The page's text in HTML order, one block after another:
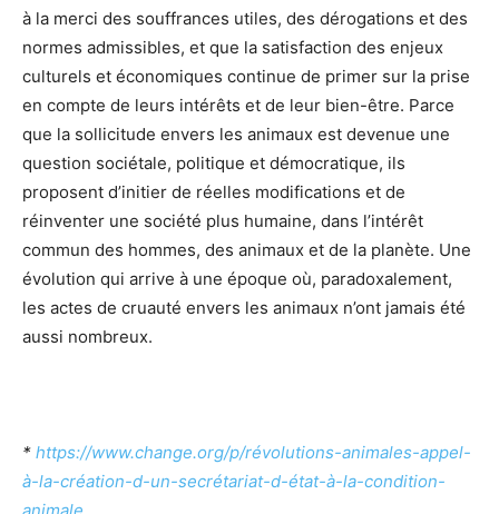
à la merci des souffrances utiles, des dérogations et des
normes admissibles, et que la satisfaction des enjeux
culturels et économiques continue de primer sur la prise
en compte de leurs intérêts et de leur bien-être. Parce
que la sollicitude envers les animaux est devenue une
question sociétale, politique et démocratique, ils
proposent d’initier de réelles modifications et de
réinventer une société plus humaine, dans l’intérêt
commun des hommes, des animaux et de la planète. Une
évolution qui arrive à une époque où, paradoxalement,
les actes de cruauté envers les animaux n’ont jamais été
aussi nombreux.
* https://www.change.org/p/révolutions-animales-appel-
à-la-création-d-un-secrétariat-d-état-à-la-condition-